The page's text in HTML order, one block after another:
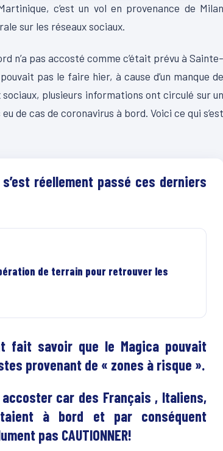
c’est un vol en provenance de Milan
sur les réseaux sociaux.
n’a pas accosté comme c’était prévu à Sainte-
pas le faire hier, à cause d’un manque de
plusieurs informations ont circulé sur un
de cas de coronavirus à bord. Voici ce qui s’est
réellement passé ces derniers
de terrain pour retrouver les
fait savoir que le Magica pouvait
provenant de « zones à risque ».
car des Français , Italiens,
à bord et par conséquent
pas CAUTIONNER!